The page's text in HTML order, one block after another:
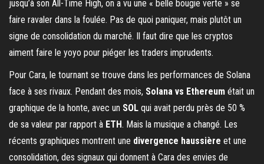
jusqu’à son All-Time High, on a vu une « belle bougie verte » se
faire ravaler dans la foulée. Pas de quoi paniquer, mais plutôt un
signe de consolidation du marché. Il faut dire que les cryptos
aiment faire le yoyo pour piéger les traders imprudents.
Pour Cara, le tournant se trouve dans les performances de Solana
face à ses rivaux. Pendant des mois, Solana vs Ethereum était un
graphique de la honte, avec un SOL qui avait perdu près de 50 %
de sa valeur par rapport à ETH. Mais la musique a changé. Les
récents graphiques montrent une divergence haussière et une
consolidation, des signaux qui donnent à Cara des envies de